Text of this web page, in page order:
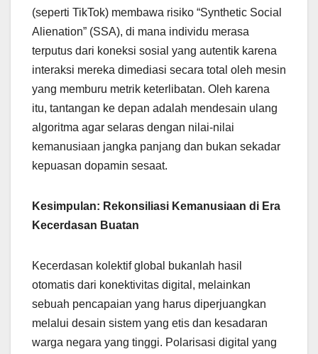
(seperti TikTok) membawa risiko “Synthetic Social
Alienation” (SSA), di mana individu merasa
terputus dari koneksi sosial yang autentik karena
interaksi mereka dimediasi secara total oleh mesin
yang memburu metrik keterlibatan. Oleh karena
itu, tantangan ke depan adalah mendesain ulang
algoritma agar selaras dengan nilai-nilai
kemanusiaan jangka panjang dan bukan sekadar
kepuasan dopamin sesaat.
Kesimpulan: Rekonsiliasi Kemanusiaan di Era
Kecerdasan Buatan
Kecerdasan kolektif global bukanlah hasil
otomatis dari konektivitas digital, melainkan
sebuah pencapaian yang harus diperjuangkan
melalui desain sistem yang etis dan kesadaran
warga negara yang tinggi. Polarisasi digital yang